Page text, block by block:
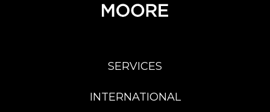
SERVICES
INTERNATIONAL